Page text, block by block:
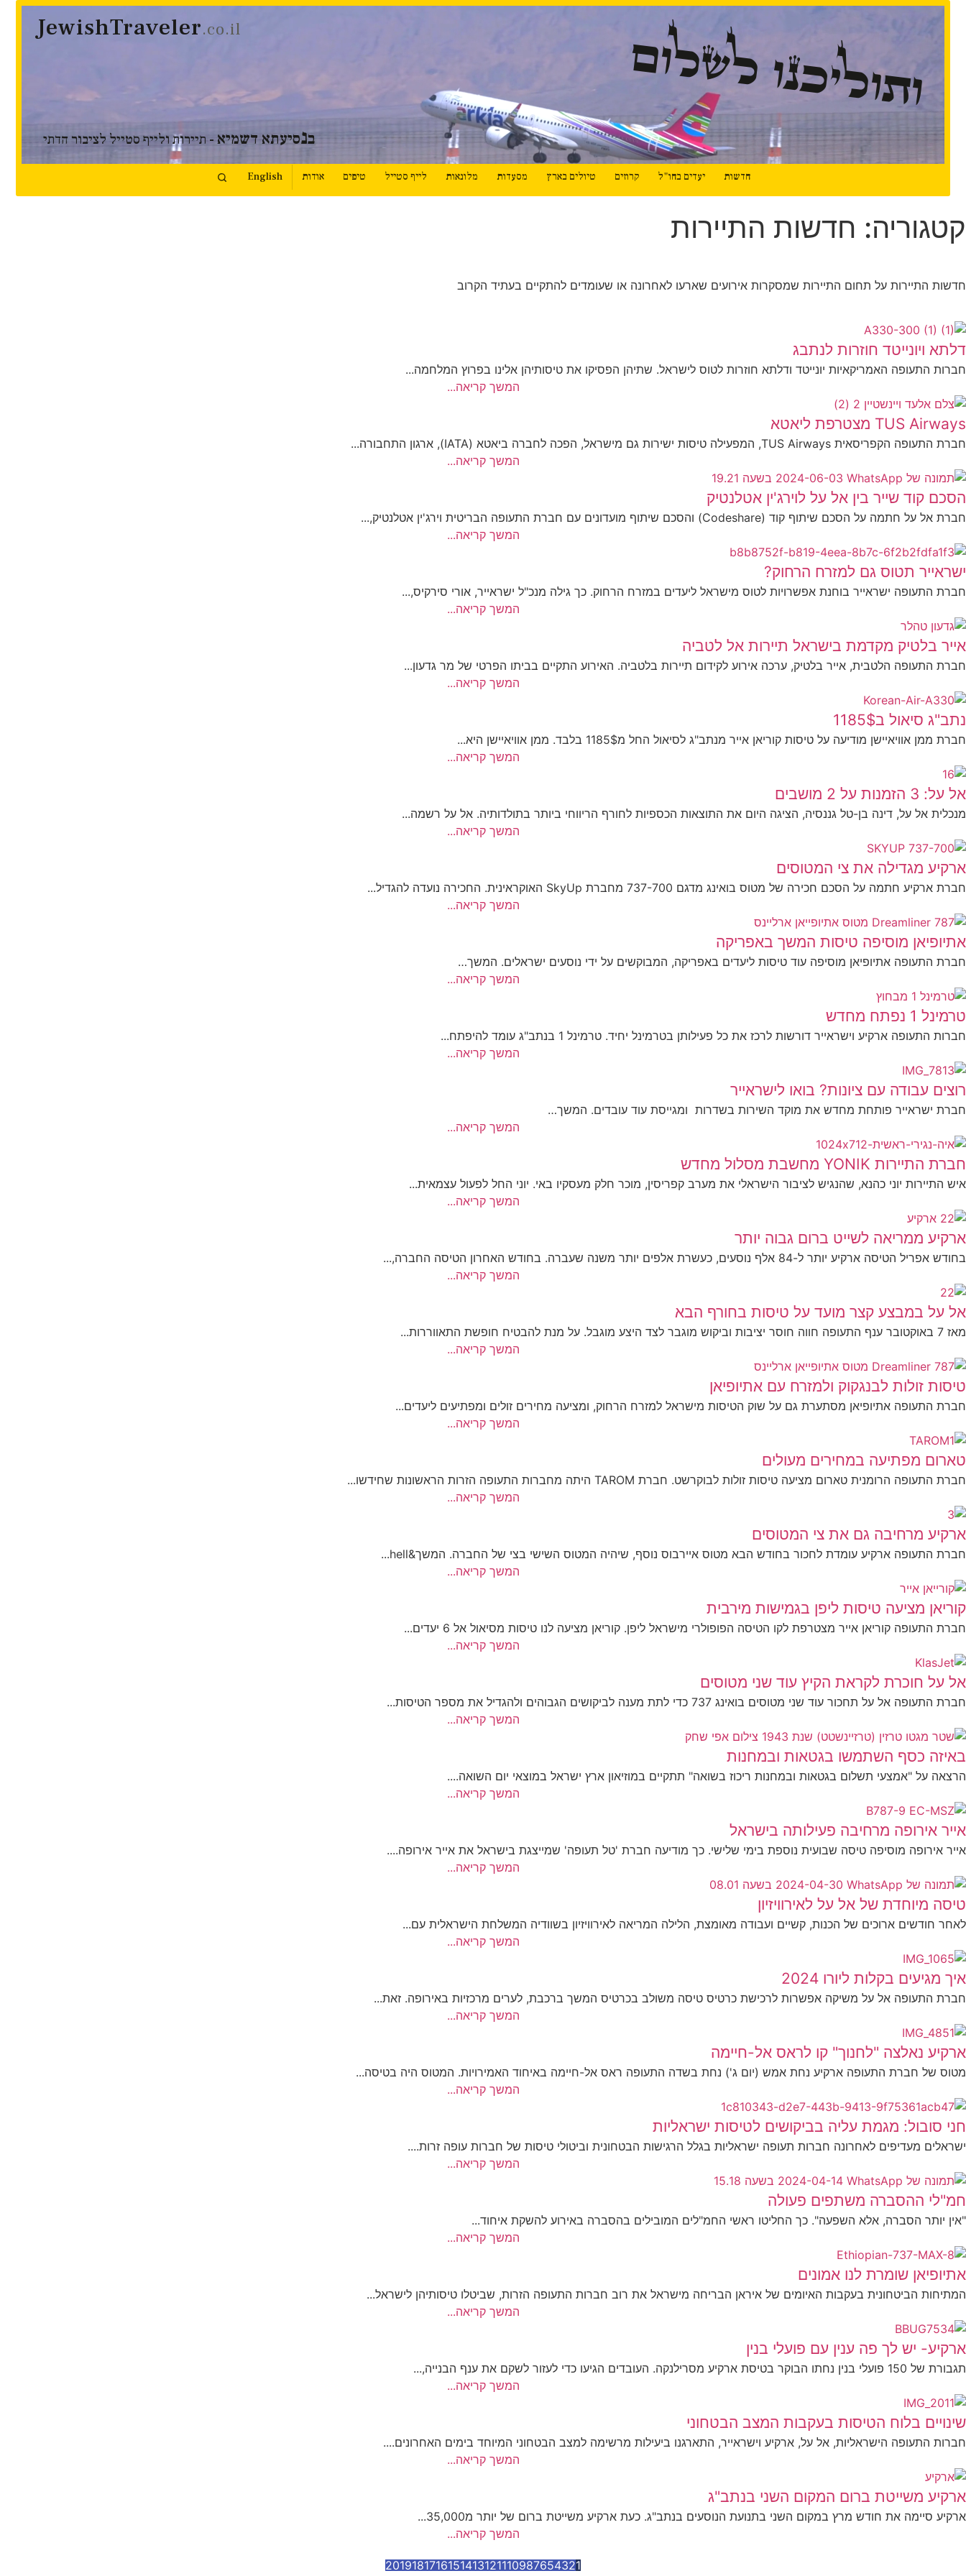
JewishTraveler.co.il ותוליכנו לשלום
בנסיעתא דשמיא - תיירות ולייף סטייל לציבור הדתי
חדשות יעדים בחו"ל קרוזים טיולים בארץ מסעדות מלונאות לייף סטייל טיפים אודות English
קטגוריה: חדשות התיירות
אם אתם טסים קבועים באל על, יש סיכוי טוב שאתם מסוגלים לדקלם בעל פה את הוראות הבטיחות. ולא בגלל שהקשבתם...
חדשות התיירות על תחום התיירות שמסקרות אירועים שארעו לאחרונה או שעומדים להתקיים בעתיד הקרוב
דלתא ויונייטד חוזרות לנתבג
חברות התעופה האמריקאיות יונייטד ודלתא חוזרות לטוס לישראל. שתיהן הפסיקו את טיסותיהן אלינו בפרוץ המלחמה...
המשך קריאה...
TUS Airways מצטרפת ליאטא
חברת התעופה הקפריסאית TUS Airways, המפעילה טיסות ישירות גם מישראל, הפכה לחברה ביאטא (IATA), ארגון התחבורה...
המשך קריאה...
הסכם קוד שייר בין אל על לוירג'ין אטלנטיק
חברת אל על חתמה על הסכם שיתוף קוד (Codeshare) והסכם שיתוף מועדונים עם חברת התעופה הבריטית וירג'ין אטלנטיק,...
המשך קריאה...
ישראייר תטוס גם למזרח הרחוק?
חברת התעופה ישראייר בוחנת אפשרויות לטוס מישראל ליעדים במזרח הרחוק. כך גילה מנכ"ל ישראייר, אורי סירקיס,...
המשך קריאה...
אייר בלטיק מקדמת בישראל תיירות אל לטביה
חברת התעופה הלטבית, אייר בלטיק, ערכה אירוע לקידום תיירות בלטביה. האירוע התקיים בביתו הפרטי של מר גדעון...
המשך קריאה...
נתב"ג סיאול ב1185$
חברת ממן אוויאיישן מודיעה על טיסות קוריאן אייר מנתב"ג לסיאול החל מ1185$ בלבד. ממן אוויאיישן היא...
המשך קריאה...
אל על: 3 הזמנות על 2 מושבים
מנכלית אל על, דינה בן-טל גננסיה, הציגה היום את התוצאות הכספיות לחורף הריווחי ביותר בתולדותיה. אל על רשמה...
המשך קריאה...
ארקיע מגדילה את צי המטוסים
חברת ארקיע חתמה על הסכם חכירה של מטוס בואינג מדגם 737-700 מחברת SkyUp האוקראינית. החכירה נועדה להגדיל...
המשך קריאה...
אתיופיאן מוסיפה טיסות המשך באפריקה
חברת התעופה אתיופיאן מוסיפה עוד טיסות ליעדים באפריקה, המבוקשים על ידי נוסעים ישראלים. המשך…
המשך קריאה...
טרמינל 1 נפתח מחדש
חברות התעופה ארקיע וישראייר דורשות לרכז את כל פעילותן בטרמינל יחיד. טרמינל 1 בנתב"ג עומד להיפתח...
המשך קריאה...
רוצים עבודה עם ציונות? בואו לישראייר
חברת ישראייר פותחת מחדש את מוקד השירות בשדרות ומגייסת עוד עובדים. המשך…
המשך קריאה...
חברת התיירות YONIK מחשבת מסלול מחדש
איש התיירות יוני כהנא, שהנגיש לציבור הישראלי את מערב קפריסין, מוכר חלק מעסקיו באי. יוני החל לפעול עצמאית...
המשך קריאה...
ארקיע ממריאה לשייט ברום גבוה יותר
בחודש אפריל הטיסה ארקיע יותר ל-84 אלף נוסעים, כעשרת אלפים יותר משנה שעברה. בחודש האחרון הטיסה החברה,...
המשך קריאה...
אל על במבצע קצר מועד על טיסות בחורף הבא
מאז 7 באוקטובר ענף התעופה חווה חוסר יציבות וביקוש מוגבר לצד היצע מוגבל. על מנת להבטיח חופשת התאווררות...
המשך קריאה...
טיסות זולות לבנגקוק ולמזרח עם אתיופיאן
חברת התעופה אתיופיאן מסתערת גם על שוק הטיסות מישראל למזרח הרחוק, ומציעה מחירים זולים ומפתיעים ליעדים...
המשך קריאה...
טארום מפתיעה במחירים מעולים
חברת התעופה הרומנית טארום מציעה טיסות זולות לבוקרשט. חברת TAROM היתה מחברות התעופה הזרות הראשונות שחידשו...
המשך קריאה...
ארקיע מרחיבה גם את צי המטוסים
חברת התעופה ארקיע עומדת לחכור בחודש הבא מטוס איירבוס נוסף, שיהיה המטוס השישי בצי של החברה. המשך&hell...
המשך קריאה...
קוריאן מציעה טיסות ליפן בגמישות מירבית
חברת התעופה קוריאן אייר מצטרפת לקו הטיסה הפופולרי מישראל ליפן. קוריאן מציעה לנו טיסות מסיאול אל 6 יעדים...
המשך קריאה...
אל על חוכרת לקראת הקיץ עוד שני מטוסים
חברת התעופה אל על תחכור עוד שני מטוסים בואינג 737 כדי לתת מענה לביקושים הגבוהים ולהגדיל את מספר הטיסות...
המשך קריאה...
באיזה כסף השתמשו בגטאות ובמחנות
הרצאה על "אמצעי תשלום בגטאות ובמחנות ריכוז בשואה" תתקיים במוזיאון ארץ ישראל במוצאי יום השואה....
המשך קריאה...
אייר אירופה מרחיבה פעילותה בישראל
אייר אירופה מוסיפה טיסה שבועית נוספת בימי שלישי. כך מודיעה חברת 'טל תעופה' שמייצגת בישראל את אייר אירופה....
המשך קריאה...
טיסה מיוחדת של אל על לאירוויזיון
לאחר חודשים ארוכים של הכנות, קשיים ועבודה מאומצת, הלילה המריאה לאירוויזיון בשוודיה המשלחת הישראלית עם...
המשך קריאה...
איך מגיעים בקלות ליורו 2024
חברת התעופה אל על משיקה אפשרות לרכישת כרטיס טיסה משולב בכרטיס המשך ברכבת, לערים מרכזיות באירופה. זאת...
המשך קריאה...
ארקיע נאלצה "לחנוך" קו לראס אל-חיימה
מטוס של חברת התעופה ארקיע נחת אמש (יום ג') נחת בשדה התעופה ראס אל-חיימה באיחוד האמירויות. המטוס היה בטיסה...
המשך קריאה...
חני סובול: מגמת עליה בביקושים לטיסות ישראליות
ישראלים מעדיפים לאחרונה חברות תעופה ישראליות בגלל הרגישות הבטחונית וביטולי טיסות של חברות עופה זרות....
המשך קריאה...
חמ"לי ההסברה משתפים פעולה
"אין יותר הסברה, אלא השפעה". כך החליטו ראשי החמ"לים המובילים בהסברה באירוע להשקת איחוד...
המשך קריאה...
אתיופיאן שומרת לנו אמונים
המתיחות הביטחונית בעקבות האיומים של איראן הבריחה מישראל את רוב חברות התעופה הזרות, שביטלו טיסותיהן לישראל...
המשך קריאה...
ארקיע- יש לך פה ענין עם פועלי בנין
תגבורת של 150 פועלי בנין נחתו הבוקר בטיסת ארקיע מסרילנקה. העובדים הגיעו כדי לעזור לשקם את ענף הבנייה,...
המשך קריאה...
שינויים בלוח הטיסות בעקבות המצב הבטחוני
חברות התעופה הישראליות, אל על, ארקיע וישראייר, התארגנו ביעילות מרשימה למצב הבטחוני המיוחד בימים האחרונים....
המשך קריאה...
ארקיע משייטת ברום המקום השני בנתב"ג
ארקיע סיימה את חודש מרץ במקום השני בתנועת הנוסעים בנתב"ג. כעת ארקיע משייטת ברום של יותר מ35,000...
המשך קריאה...
1
2
3
4
5
6
7
8
9
10
11
12
13
14
15
16
17
18
19
20